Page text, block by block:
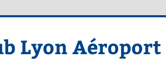
Lyon Aéroport